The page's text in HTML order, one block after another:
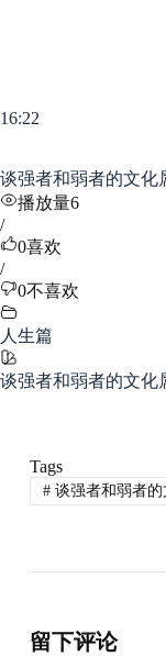
16:22
谈强者和弱者的文化
播放量6
/
0喜欢
/
0不喜欢
人生篇
谈强者和弱者的文化
Tags
#谈强者和弱者的
留下评论